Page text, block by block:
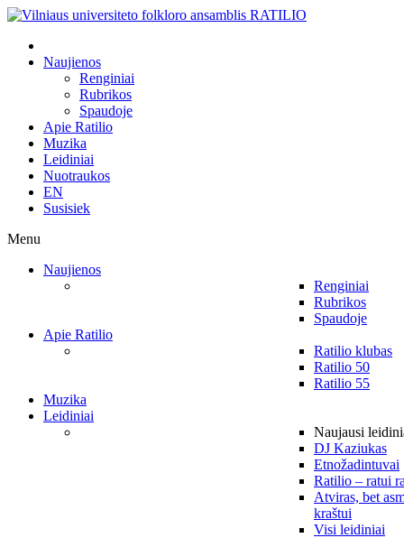
Naujienos
Renginiai
Rubrikos
Spaudoje
Apie Ratilio
Muzika
Leidiniai
Nuotraukos
EN
Susisiek
Menu
Naujienos
Renginiai
Rubrikos
Spaudoje
Apie Ratilio
Ratilio klubas
Ratilio 50
Ratilio 55
Muzika
Leidiniai
Naujausi
DJ Kaziukas
Etnožadintuvai
Ratilio – ratui
Atviras, bet
kraštui
Visi leidiniai